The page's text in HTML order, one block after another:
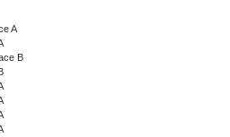
A
B